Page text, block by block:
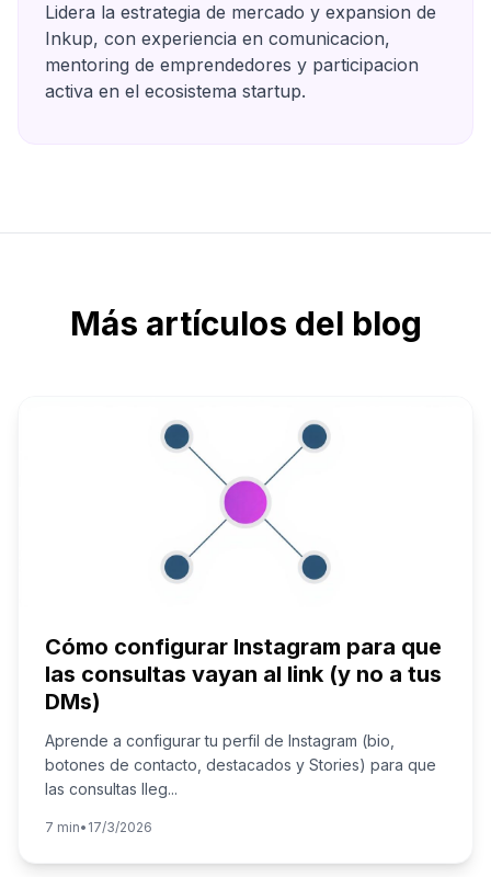
Lidera la estrategia de mercado y expansion de
Inkup, con experiencia en comunicacion,
mentoring de emprendedores y participacion
activa en el ecosistema startup.
Más artículos del blog
Cómo configurar Instagram para que
las consultas vayan al link (y no a tus
DMs)
Aprende a configurar tu perfil de Instagram (bio,
botones de contacto, destacados y Stories) para que
las consultas lleg...
7 min• 17/3/2026